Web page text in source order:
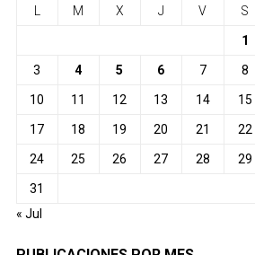
M X J V S
1
3 4 5 6 7 8
10 11 12 13 14 15
17 18 19 20 21 22
24 25 26 27 28 29
31
« Jul